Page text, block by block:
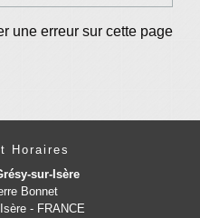
une erreur sur cette page
Horaires
sur-Isère
Bonnet
- FRANCE